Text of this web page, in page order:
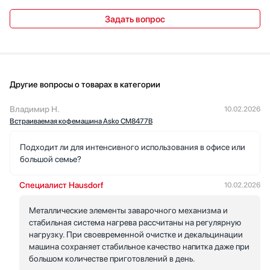
капучино — просто промыл и поставил в холодильник.
Русифицированный TFT-дисплей с сенсорным управлением
гости. Лёгкосъёмный заварочный узел и автоматические
размеры подошли под нишу, монтаж прошёл без сюрпризов. В
сумме это практичная и функциональная техника для людей,
Задать вопрос
Другие вопросы о товарах в категории
Владимир Н.
Встраиваемая кофемашина Asko CM8477B
10.02.2026
Подходит ли для интенсивного использования в офисе или
большой семье?
Специалист Hausdorf 10.02.2026
Металлические элементы заварочного механизма и
стабильная система нагрева рассчитаны на регулярную
нагрузку. При своевременной очистке и декальцинации
машина сохраняет стабильное качество напитка даже при
большом количестве приготовлений в день.